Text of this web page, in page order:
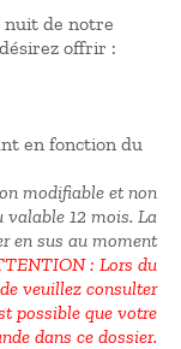
nuit de notre
offrir :
en fonction du
modifiable et non
valable 12 mois. La
en sus au moment
: Lors du
veuillez consulter
possible que votre
dans ce dossier.